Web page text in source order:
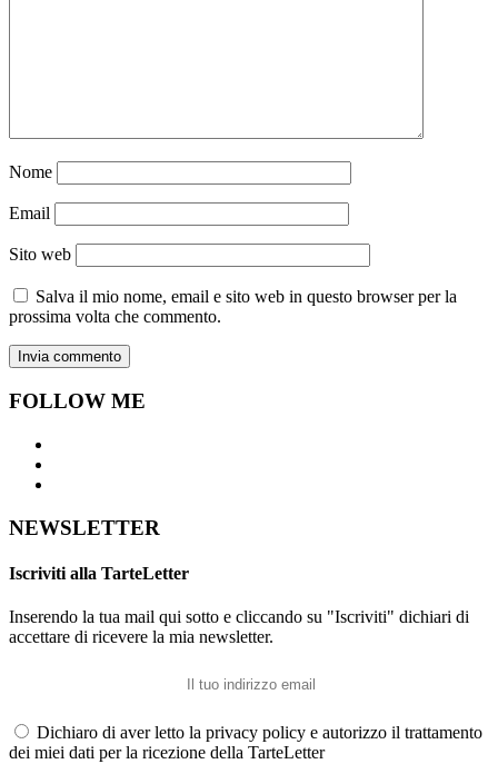
Nome
Email
Sito web
Salva il mio nome, email e sito web in questo browser per la
prossima volta che commento.
FOLLOW ME
NEWSLETTER
Iscriviti alla TarteLetter
Inserendo la tua mail qui sotto e cliccando su "Iscriviti" dichiari di
accettare di ricevere la mia newsletter.
Dichiaro di aver letto la privacy policy e autorizzo il trattamento
dei miei dati per la ricezione della TarteLetter